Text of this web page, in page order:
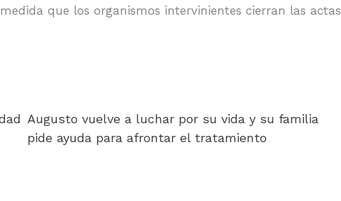
que los organismos intervinientes cierran las actas
Augusto vuelve a luchar por su vida y su familia
pide ayuda para afrontar el tratamiento